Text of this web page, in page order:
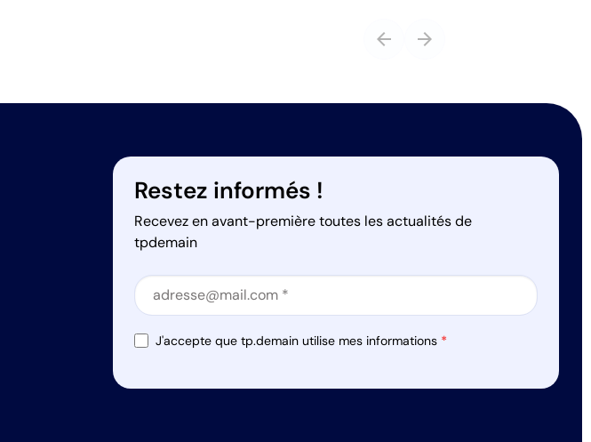
arrow_back arrow_forward
Restez informés !
Recevez en avant-première toutes les actualités de
tpdemain
Section
Section
J'accepte que tp.demain utilise mes informations *